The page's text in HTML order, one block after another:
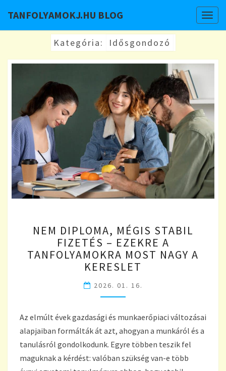
TANFOLYAMOKJ.HU BLOG
Kategória: Idősgondozó
DIPLOMA,
MÉGIS
STABIL
FIZETÉS
EZEKRE
A
MOST
NAGY
A
KERESLET
NEM DIPLOMA, MÉGIS STABIL
FIZETÉS – EZEKRE A
TANFOLYAMOKRA MOST NAGY A
KERESLET
2026. 01. 16.
Az elmúlt évek gazdasági és munkaerőpiaci változásai
alapjaiban formálták át azt, ahogyan a munkáról és a
tanulásról gondolkodunk. Egyre többen teszik fel
maguknak a kérdést: valóban szükség van-e több